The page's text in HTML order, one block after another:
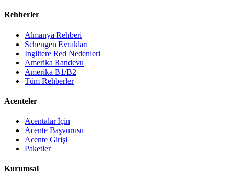
Rehberler
Almanya Rehberi
Schengen Evrakları
İngiltere Red Nedenleri
Amerika Randevu
Amerika B1/B2
Tüm Rehberler
Acenteler
Acentalar İçin
Acente Başvurusu
Acente Girişi
Paketler
Kurumsal